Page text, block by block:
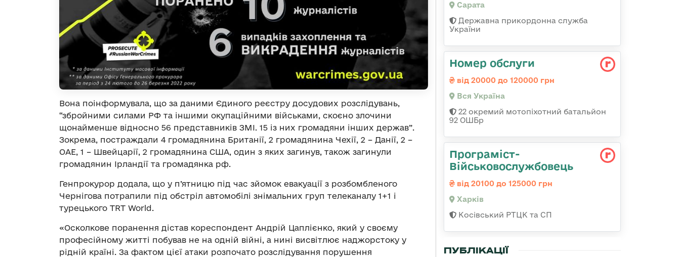
Вона поінформувала, що за даними Єдиного реєстру досудових розслідувань,
“збройними силами РФ та іншими окупаційними військами, скоєно злочини
щонайменше відносно 56 представників ЗМІ. 15 із них громадяни інших держав”.
Зокрема, постраждали 4 громадянина Британії, 2 громадянина Чехії, 2 – Данії, 2 –
ОАЕ, 1 – Швейцарії, 2 громадянина США, один з яких загинув, також загинули
громадянин Ірландії та громадянка рф.
Генпрокурор додала, що у п’ятницю під час зйомок евакуації з розбомбленого
Чернігова потрапили під обстріл автомобілі знімальних груп телеканалу 1+1 і
турецького TRT World.
«Осколкове поранення дістав кореспондент Андрій Цаплієнко, який у своєму
професійному житті побував не на одній війні, а нині висвітлює наджорстоку у
рідній країні. За фактом цієї атаки розпочато розслідування порушення
Сарата
Державна прикордонна служба
України
Номер обслуги
від 20000 до 120000 грн
Вся Україна
22 окремий мотопіхотний батальйон
92 ОШБр
Програміст-
Військовослужбовець
від 20100 до 125000 грн
Харків
Косівський РТЦК та СП
ПУБЛІКАЦІЇ